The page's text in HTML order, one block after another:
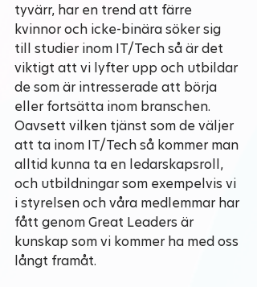
tyvärr, har en trend att färre
kvinnor och icke-binära söker sig
till studier inom IT/Tech så är det
viktigt att vi lyfter upp och utbildar
de som är intresserade att börja
eller fortsätta inom branschen.
Oavsett vilken tjänst som de väljer
att ta inom IT/Tech så kommer man
alltid kunna ta en ledarskapsroll,
och utbildningar som exempelvis vi
i styrelsen och våra medlemmar har
fått genom Great Leaders är
kunskap som vi kommer ha med oss
långt framåt.